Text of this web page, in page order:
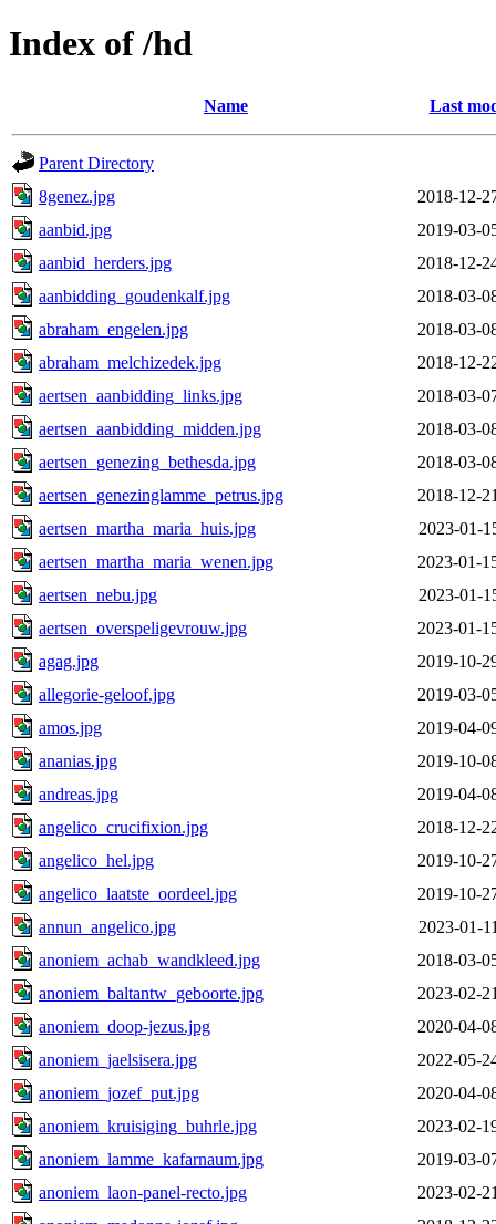
Index of /hd
Name Last
Parent Directory
8genez.jpg
2018-12-
aanbid.jpg
2019-03-
aanbid_herders.jpg
2018-12-
aanbidding_goudenkalf.jpg
2018-03-
abraham_engelen.jpg
2018-03-
abraham_melchizedek.jpg
2018-12-
aertsen_aanbidding_links.jpg
2018-03-
aertsen_aanbidding_midden.jpg
2018-03-
aertsen_genezing_bethesda.jpg
2018-03-
aertsen_genezinglamme_petrus.jpg
2018-12-
aertsen_martha_maria_huis.jpg
2023-01-
aertsen_martha_maria_wenen.jpg
2023-01-
aertsen_nebu.jpg
2023-01-
aertsen_overspeligevrouw.jpg
2023-01-
agag.jpg
2019-10-
allegorie-geloof.jpg
2019-03-
amos.jpg
2019-04-
ananias.jpg
2019-10-
andreas.jpg
2019-04-
angelico_crucifixion.jpg
2018-12-
angelico_hel.jpg
2019-10-
angelico_laatste_oordeel.jpg
2019-10-
annun_angelico.jpg
2023-01-
anoniem_achab_wandkleed.jpg
2018-03-
anoniem_baltantw_geboorte.jpg
2023-02-
anoniem_doop-jezus.jpg
2020-04-
anoniem_jaelsisera.jpg
2022-05-
anoniem_jozef_put.jpg
2020-04-
anoniem_kruisiging_buhrle.jpg
2023-02-
anoniem_lamme_kafarnaum.jpg
2019-03-
anoniem_laon-panel-recto.jpg
2023-02-